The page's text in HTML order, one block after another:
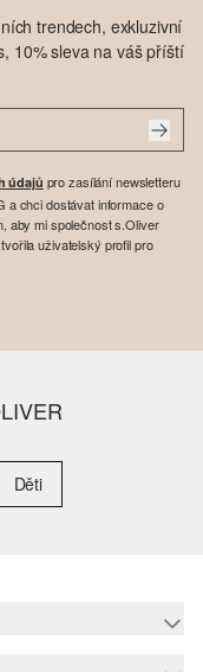
trendech, exkluzivní
10% sleva na váš příští
údajů pro zasílání newsletteru
a chci dostávat informace o
aby mi společnost s.Oliver
uživatelský profil pro
Děti